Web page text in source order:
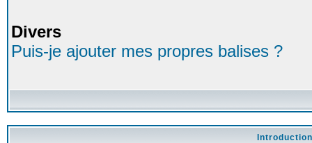
Divers
Puis-je ajouter mes propres balises ?
Introduction